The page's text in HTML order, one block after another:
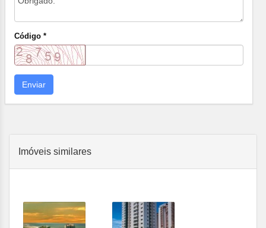
Código *
Enviar
Imóveis similares